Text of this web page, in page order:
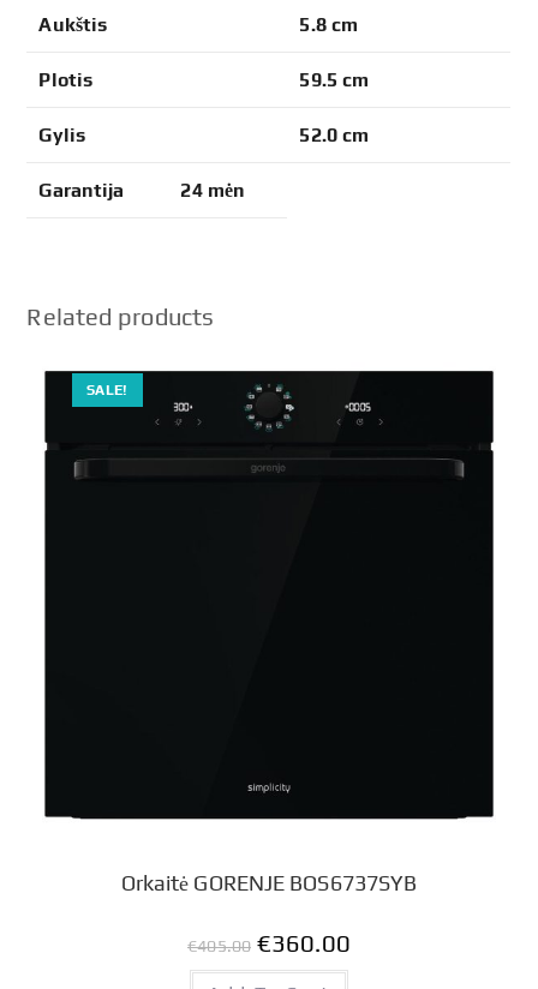
Aukštis 5.8 cm
Plotis 59.5 cm
Gylis 52.0 cm
Garantija 24 mėn
Related products
SALE!
Orkaitė GORENJE BOS6737SYB
€405.00 €360.00